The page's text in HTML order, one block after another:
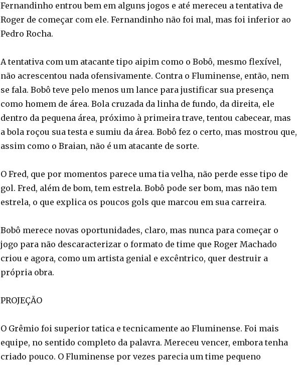
Fernandinho entrou bem em alguns jogos e até mereceu a tentativa de
Roger de começar com ele. Fernandinho não foi mal, mas foi inferior ao
Pedro Rocha.
A tentativa com um atacante tipo aipim como o Bobô, mesmo flexível,
não acrescentou nada ofensivamente. Contra o Fluminense, então, nem
se fala. Bobô teve pelo menos um lance para justificar sua presença
como homem de área. Bola cruzada da linha de fundo, da direita, ele
dentro da pequena área, próximo à primeira trave, tentou cabecear, mas
a bola roçou sua testa e sumiu da área. Bobô fez o certo, mas mostrou que,
assim como o Braian, não é um atacante de sorte.
O Fred, que por momentos parece uma tia velha, não perde esse tipo de
gol. Fred, além de bom, tem estrela. Bobô pode ser bom, mas não tem
estrela, o que explica os poucos gols que marcou em sua carreira.
Bobô merece novas oportunidades, claro, mas nunca para começar o
jogo para não descaracterizar o formato de time que Roger Machado
criou e agora, como um artista genial e excêntrico, quer destruir a
própria obra.
PROJEÇÃO
O Grêmio foi superior tatica e tecnicamente ao Fluminense. Foi mais
equipe, no sentido completo da palavra. Mereceu vencer, embora tenha
criado pouco. O Fluminense por vezes parecia um time pequeno